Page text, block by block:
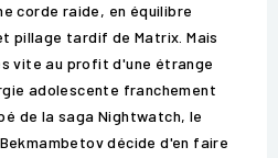
corde raide, en équilibre
pillage tardif de Matrix. Mais
vite au profit d'une étrange
adolescente franchement
de la saga Nightwatch, le
décide d'en faire